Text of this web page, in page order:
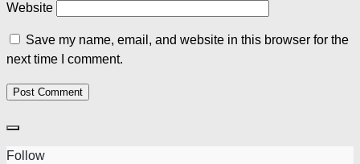
Website
Save my name, email, and website in this browser for the
next time I comment.
Follow